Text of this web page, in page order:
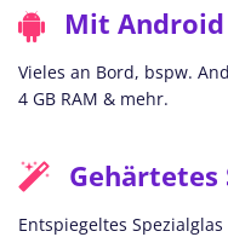
Mit Android
Vieles an Bord, bspw.
4 GB RAM & mehr.
Gehärtetes
Entspiegeltes